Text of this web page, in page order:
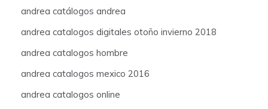
andrea catálogos andrea
andrea catalogos digitales otoño invierno 2018
andrea catalogos hombre
andrea catalogos mexico 2016
andrea catalogos online